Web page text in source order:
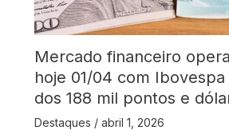
Mercado financeiro
hoje 01/04 com
dos 188 mil pontos e
Destaques / abril 1, 2026